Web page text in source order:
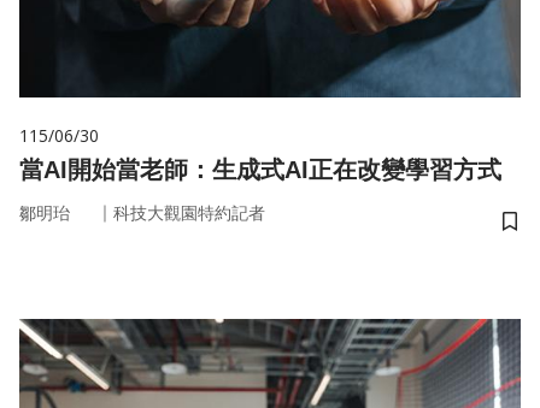
115/06/30
當AI開始當老師：生成式AI正在改變學習方式
鄒明珆 ｜ 科技大觀園特約記者
儲